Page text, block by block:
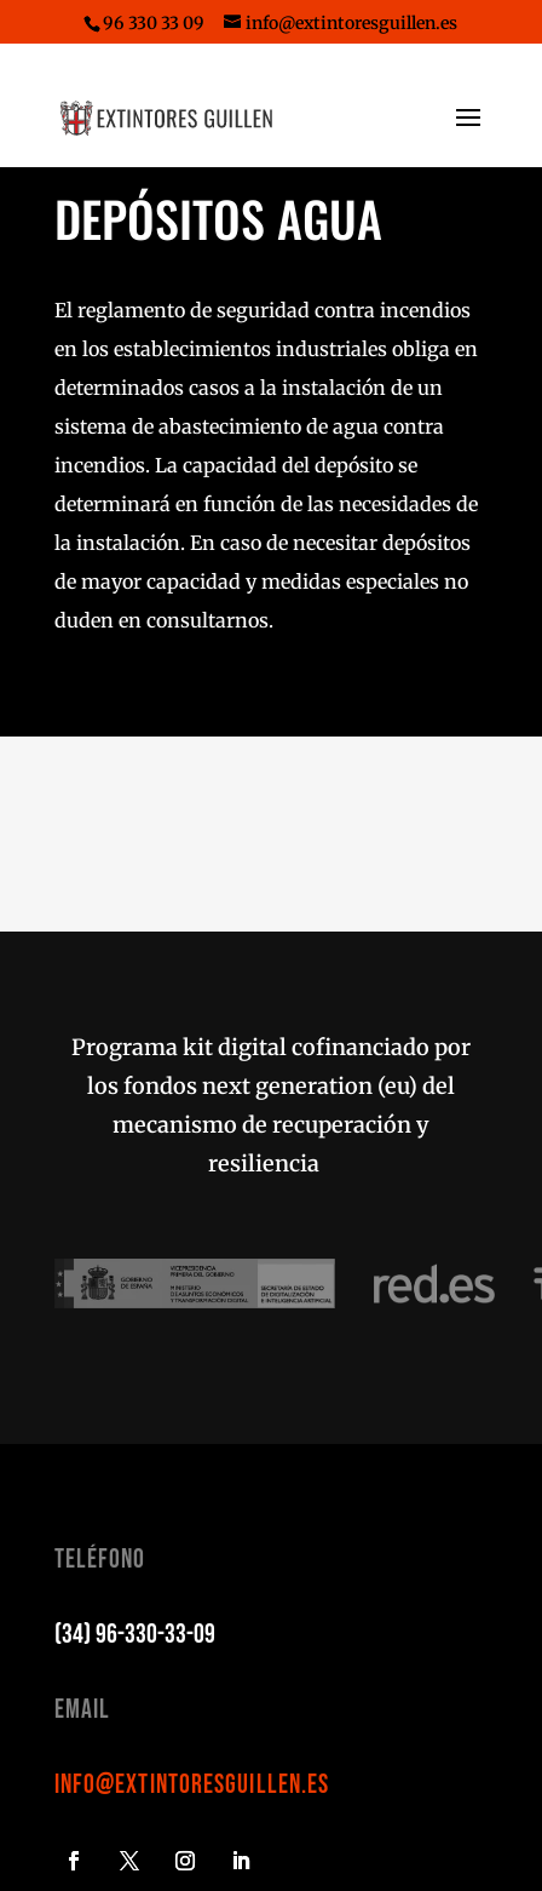
96 330 33 09 info@extintoresguillen.es
DEPÓSITOS AGUA
El reglamento de seguridad contra incendios
en los establecimientos industriales obliga en
determinados casos a la instalación de un
sistema de abastecimiento de agua contra
incendios. La capacidad del depósito se
determinará en función de las necesidades de
la instalación. En caso de necesitar depósitos
de mayor capacidad y medidas especiales no
duden en consultarnos.
Programa kit digital cofinanciado por
los fondos next generation (eu) del
mecanismo de recuperación y
resiliencia
Teléfono
(34) 96-330-33-09
Email
info@extintoresguillen.es